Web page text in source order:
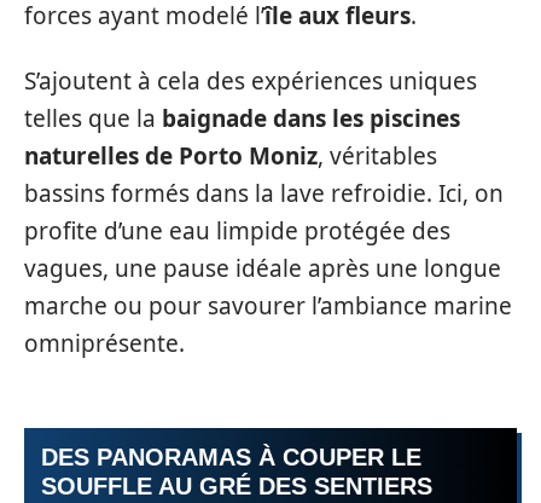
forces ayant modelé l’île aux fleurs.
S’ajoutent à cela des expériences uniques
telles que la baignade dans les piscines
naturelles de Porto Moniz, véritables
bassins formés dans la lave refroidie. Ici, on
profite d’une eau limpide protégée des
vagues, une pause idéale après une longue
marche ou pour savourer l’ambiance marine
omniprésente.
DES PANORAMAS À COUPER LE
SOUFFLE AU GRÉ DES SENTIERS